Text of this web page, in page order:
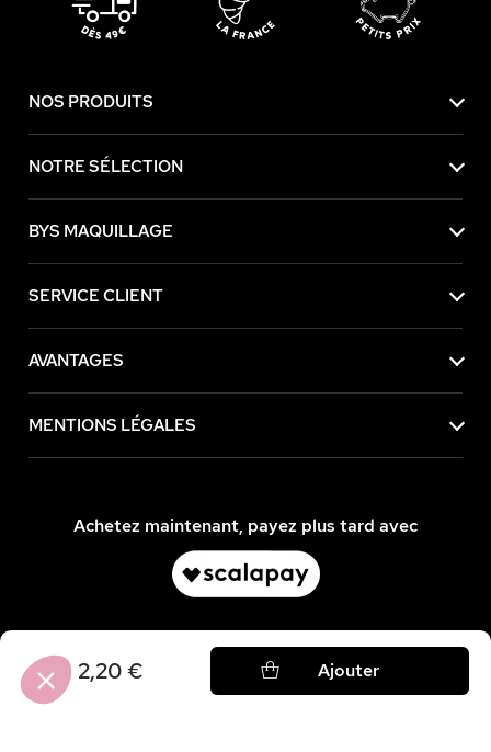
2,20 € Ajouter
NOS PRODUITS
NOTRE SÉLECTION
BYS MAQUILLAGE
SERVICE CLIENT
AVANTAGES
MENTIONS LÉGALES
Achetez maintenant, payez plus tard avec